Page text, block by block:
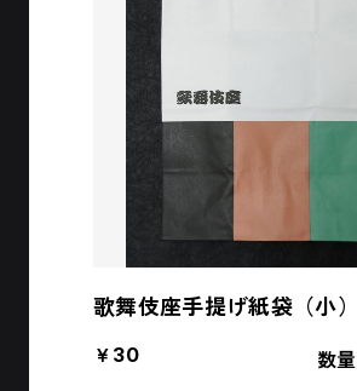
歌舞伎座手提げ紙袋（小）
￥30 数量